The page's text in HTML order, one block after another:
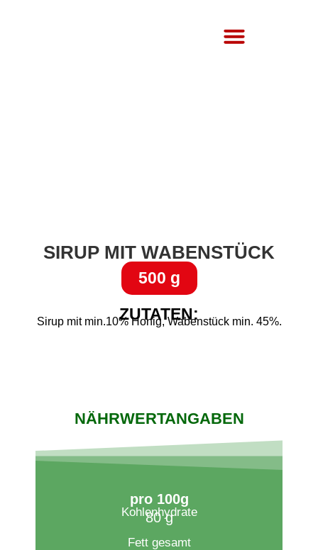
SIRUP MIT WABENSTÜCK
500 g
ZUTATEN:
Sirup mit min.10% Honig, Wabenstück min. 45%.
NÄHRWERTANGABEN
pro 100g​
Kohlenhydrate
80 g
Fett gesamt